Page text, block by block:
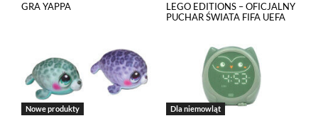
GRA YAPPA
LEGO EDITIONS – OFICJALNY
PUCHAR ŚWIATA FIFA UEFA
Nowe produkty Dla niemowląt